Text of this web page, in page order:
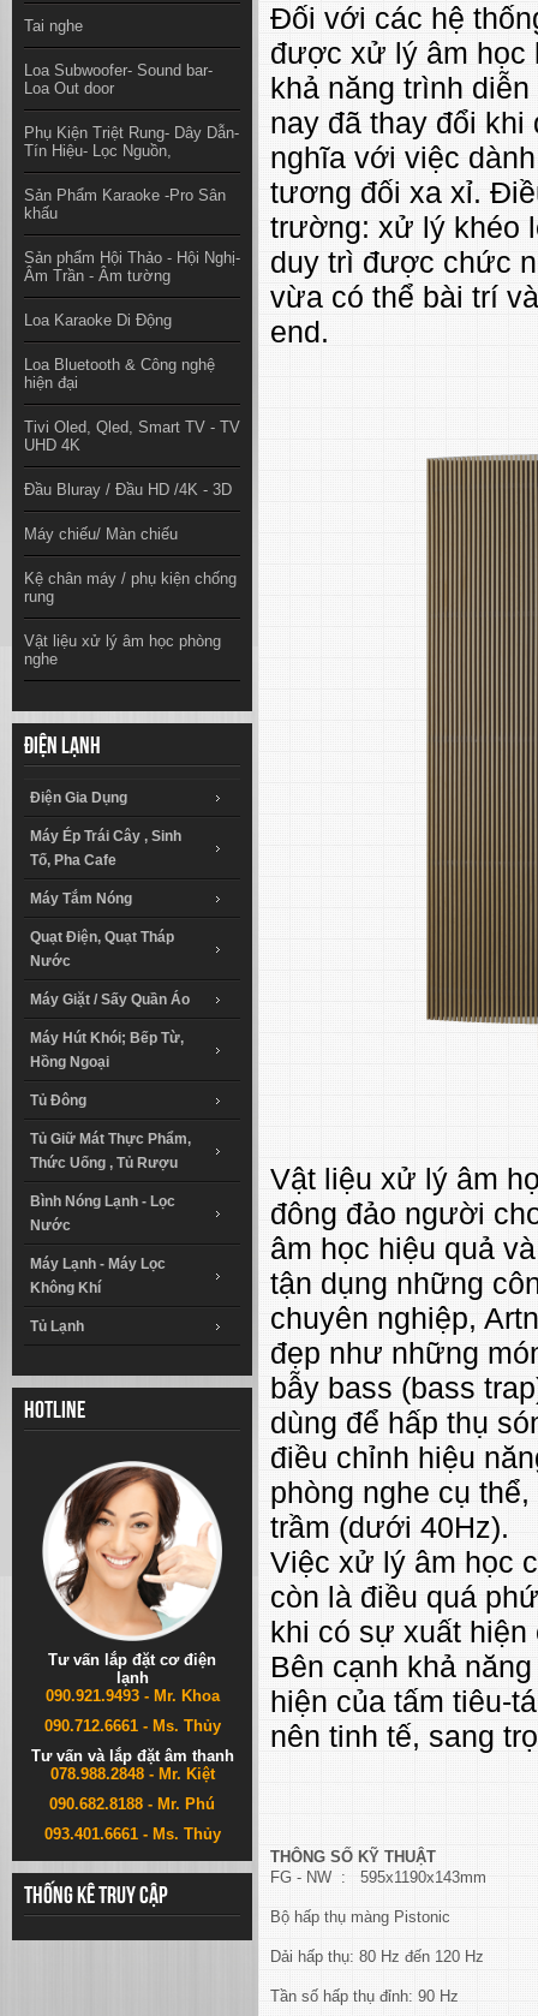
Tai nghe
Loa Subwoofer- Sound bar-
Loa Out door
Phụ Kiện Triệt Rung- Dây Dẫn-
Tín Hiệu- Lọc Nguồn,
Sản Phẩm Karaoke -Pro Sân
khấu
Sản phẩm Hội Thảo - Hội Nghị-
Âm Trần - Âm tường
Loa Karaoke Di Động
Loa Bluetooth & Công nghệ
hiện đại
Tivi Oled, Qled, Smart TV - TV
UHD 4K
Đầu Bluray / Đầu HD /4K - 3D
Máy chiếu/ Màn chiếu
Kệ chân máy / phụ kiện chống
rung
Vật liệu xử lý âm học phòng
nghe
Điện lạnh
Điện Gia Dụng
Máy Ép Trái Cây , Sinh
Tố, Pha Cafe
Máy Tắm Nóng
Quạt Điện, Quạt Tháp
Nước
Máy Giặt / Sấy Quần Áo
Máy Hút Khói; Bếp Từ,
Hồng Ngoại
Tủ Đông
Tủ Giữ Mát Thực Phẩm,
Thức Uống , Tủ Rượu
Bình Nóng Lạnh - Lọc
Nước
Máy Lạnh - Máy Lọc
Không Khí
Tủ Lạnh
Hotline
Tư vấn lắp đặt cơ điện
lạnh
090.921.9493 - Mr. Khoa
090.712.6661 - Ms. Thủy
Tư vấn và lắp đặt âm thanh
078.988.2848 - Mr. Kiệt
090.682.8188 - Mr. Phú
093.401.6661 - Ms. Thủy
Thống kê truy cập
Đối với các hệ
được xử lý âm học
khả năng trình
nay đã thay đổi
nghĩa với việc
tương đối xa xỉ.
trường: xử lý khéo
duy trì được chức
vừa có thể bài trí
end.
Vật liệu xử lý âm
đông đảo người
âm học hiệu quả
tận dụng những
chuyên nghiệp,
đẹp như những
bẫy bass (bass
dùng để hấp thụ
điều chỉnh hiệu
phòng nghe cụ
trầm (dưới 40Hz).
Việc xử lý âm học
còn là điều quá
khi có sự xuất
Bên cạnh khả
hiện của tấm tiêu-
nên tinh tế, sang
THÔNG SỐ KỸ THUẬT
FG - NW : 595x1190x143mm
Bộ hấp thụ màng Pistonic
Dải hấp thụ: 80 Hz đến 120 Hz
Tần số hấp thụ đỉnh: 90 Hz